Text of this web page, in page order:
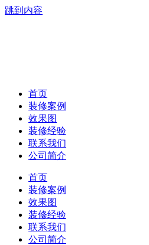
跳到内容
首页
装修案例
效果图
装修经验
联系我们
公司简介
首页
装修案例
效果图
装修经验
联系我们
公司简介